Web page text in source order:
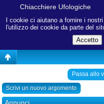
I cookie ci aiutano a fornire i
l'utilizzo dei cookie da parte del
Chiacchiere Ufologiche
Passa allo
Scrivi un nuovo argomento